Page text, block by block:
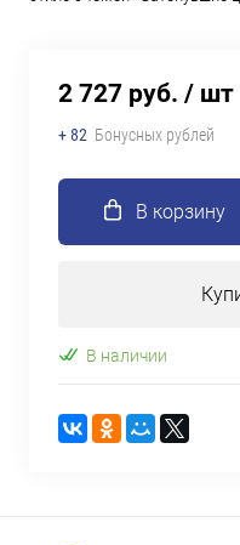
2 727 руб. / шт
+ 82 Бонусных рублей
В корзину
В наличии